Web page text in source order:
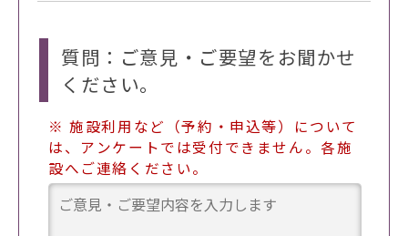
質問：ご意見・ご要望をお聞かせ
ください。
※ 施設利用など（予約・申込等）について
は、アンケートでは受付できません。各施
設へご連絡ください。